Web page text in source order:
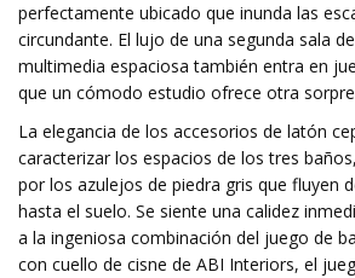
perfectamente ubicado que inunda las
circundante. El lujo de una segunda sala
multimedia espaciosa también entra en
que un cómodo estudio ofrece otra
La elegancia de los accesorios de latón
caracterizar los espacios de los tres
por los azulejos de piedra gris que fluyen
hasta el suelo. Se siente una calidez
a la ingeniosa combinación del juego de
con cuello de cisne de ABI Interiors, el